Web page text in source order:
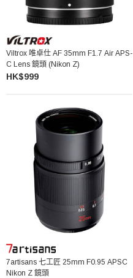
Viltrox 唯卓仕 AF 35mm F1.7 Air APS-
C Lens 鏡頭 (Nikon Z)
HK$999
7artisans 七工匠 25mm F0.95 APSC
Nikon Z 鏡頭